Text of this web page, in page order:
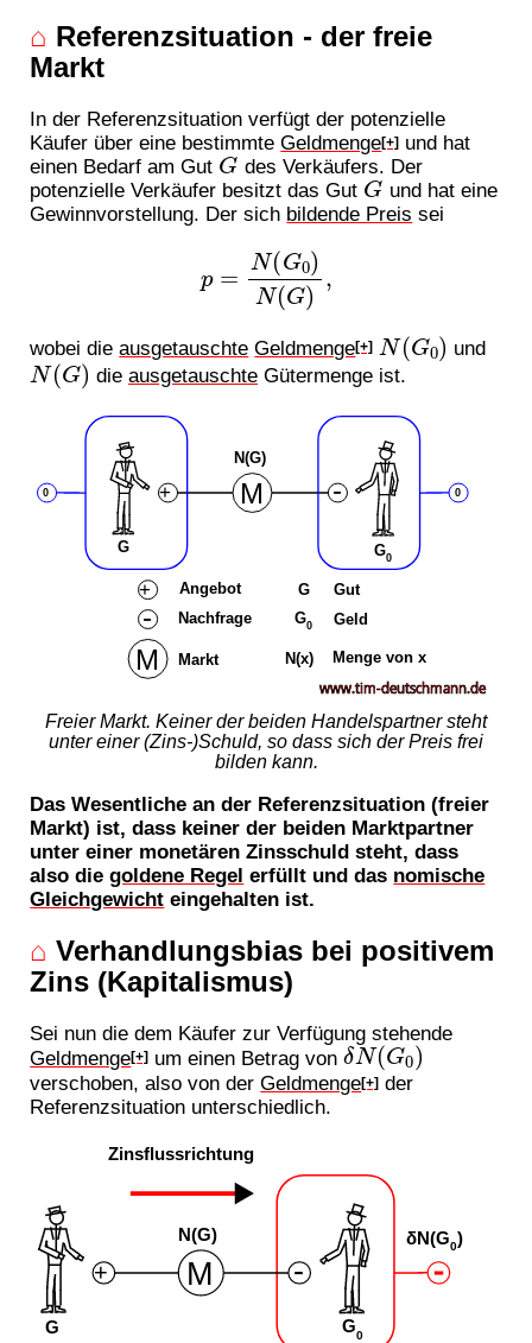
⌂ Referenzsituation - der freie
Markt
In der Referenzsituation verfügt der potenzielle
Käufer über eine bestimmteGeldmenge[+] und hat
einen Bedarf am Gut
G
des Verkäufers. Der
potenzielle Verkäufer besitzt das Gut
G
und hat eine
Gewinnvorstellung. Der sich bildende Preis sei
G0)N G
wobei dieausgetauschte Geldmenge[+]
N(G0 )
und
N(G)
dieausgetauschte Gütermenge ist.
Freier Markt. Keiner der beiden Handelspartner steht
unter einer (Zins-)Schuld, so dass sich der Preis frei
bilden kann.
Das Wesentliche an der Referenzsituation (freier
Markt) ist, dass keiner der beiden Marktpartner
unter einer monetären Zinsschuld steht, dass
also diegoldene Regel erfüllt und das nomische
Gleichgewicht eingehalten ist.
⌂ Verhandlungsbias bei positivem
Zins (Kapitalismus)
Sei nun die dem Käufer zur Verfügung stehende
Geldmenge[+] um einen Betrag von
δN(G0)
verschoben, also von derGeldmenge[+] der
Referenzsituation unterschiedlich.